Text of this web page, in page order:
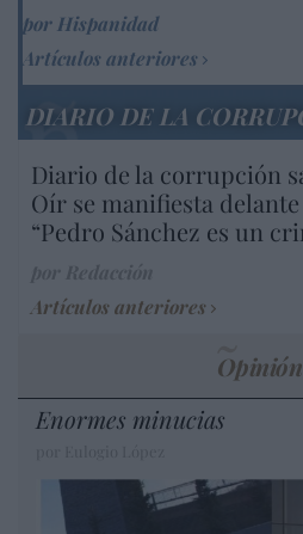
por Hispanidad
Artículos anteriores
DIARIO DE LA
Diario de la corrupción
Oír se manifiesta
“Pedro Sánchez es un
Artículos anteriores
Opinión
Enormes minucias